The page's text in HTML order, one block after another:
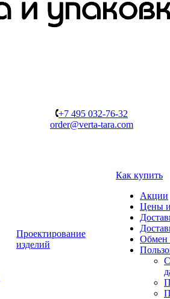
+7 495 032-76-32
order@verta-tara.com
Проектирование
изделий
Как купить
Акции
Цены и
Обмен